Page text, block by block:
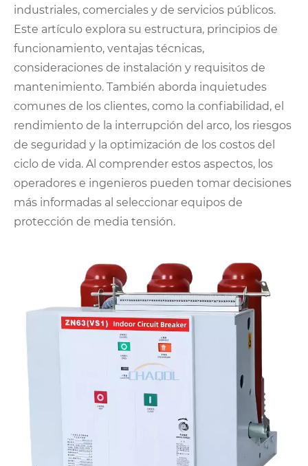
industriales, comerciales y de servicios públicos.
Este artículo explora su estructura, principios de
funcionamiento, ventajas técnicas,
consideraciones de instalación y requisitos de
mantenimiento. También aborda inquietudes
comunes de los clientes, como la confiabilidad, el
rendimiento de la interrupción del arco, los riesgos
de seguridad y la optimización de los costos del
ciclo de vida. Al comprender estos aspectos, los
operadores e ingenieros pueden tomar decisiones
más informadas al seleccionar equipos de
protección de media tensión.